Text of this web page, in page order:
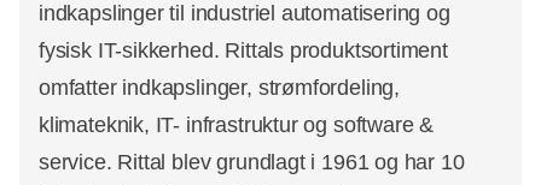
indkapslinger til industriel automatisering og
fysisk IT-sikkerhed. Rittals produktsortiment
omfatter indkapslinger, strømfordeling,
klimateknik, IT- infrastruktur og software &
service. Rittal blev grundlagt i 1961 og har 10